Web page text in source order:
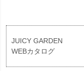
JUICY GARDEN
WEBカタログ